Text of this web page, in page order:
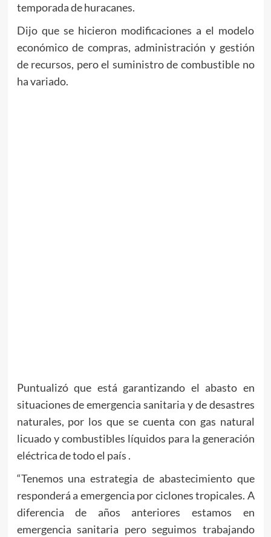
temporada de huracanes.
Dijo que se hicieron modificaciones a el modelo
económico de compras, administración y gestión
de recursos, pero el suministro de combustible no
ha variado.
Puntualizó que está garantizando el abasto en
situaciones de emergencia sanitaria y de desastres
naturales, por los que se cuenta con gas natural
licuado y combustibles líquidos para la generación
eléctrica de todo el país .
“Tenemos una estrategia de abastecimiento que
responderá a emergencia por ciclones tropicales. A
diferencia de años anteriores estamos en
emergencia sanitaria pero seguimos trabajando